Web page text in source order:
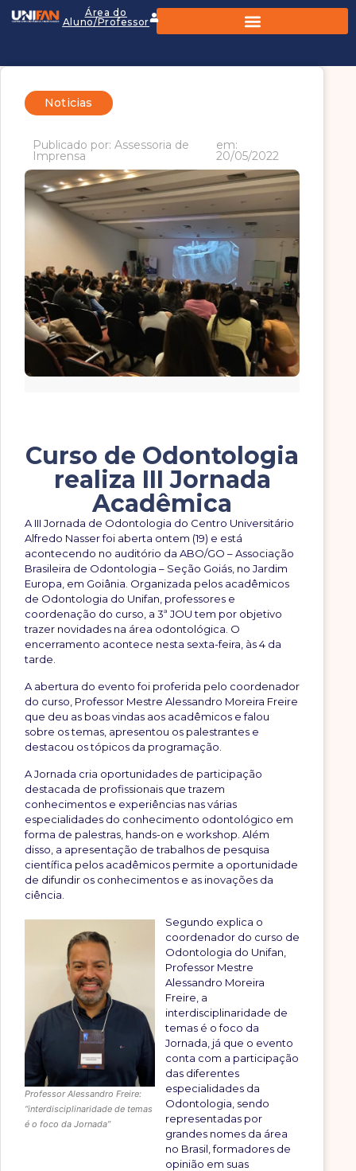
Área do
Aluno/Professor
Noticias
Publicado por: Assessoria de
Imprensa
em:
20/05/2022
Curso de Odontologia
realiza III Jornada
Acadêmica
A III Jornada de Odontologia do Centro Universitário
Alfredo Nasser foi aberta ontem (19) e está
acontecendo no auditório da ABO/GO – Associação
Brasileira de Odontologia – Seção Goiás, no Jardim
Europa, em Goiânia. Organizada pelos acadêmicos
de Odontologia do Unifan, professores e
coordenação do curso, a 3ª JOU tem por objetivo
trazer novidades na área odontológica. O
encerramento acontece nesta sexta-feira, às 4 da
tarde.
A abertura do evento foi proferida pelo coordenador
do curso, Professor Mestre Alessandro Moreira Freire
que deu as boas vindas aos acadêmicos e falou
sobre os temas, apresentou os palestrantes e
destacou os tópicos da programação.
A Jornada cria oportunidades de participação
destacada de profissionais que trazem
conhecimentos e experiências nas várias
especialidades do conhecimento odontológico em
forma de palestras, hands-on e workshop. Além
disso, a apresentação de trabalhos de pesquisa
científica pelos acadêmicos permite a oportunidade
de difundir os conhecimentos e as inovações da
ciência.
Professor Alessandro Freire:
“interdisciplinaridade de temas
é o foco da Jornada”
Segundo explica o
coordenador do curso de
Odontologia do Unifan,
Professor Mestre
Alessandro Moreira
Freire, a
interdisciplinaridade de
temas é o foco da
Jornada, já que o evento
conta com a participação
das diferentes
especialidades da
Odontologia, sendo
representadas por
grandes nomes da área
no Brasil, formadores de
opinião em suas